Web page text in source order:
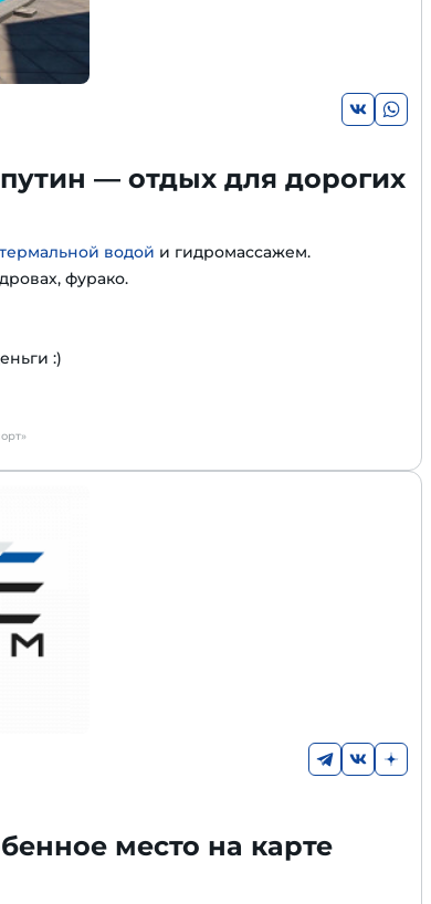
— отдых для дорогих
водой и гидромассажем.
фурако.
:)
место на карте